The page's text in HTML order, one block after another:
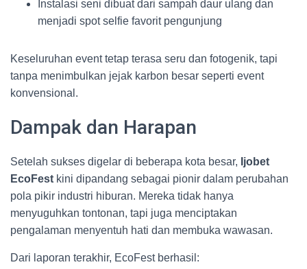
Instalasi seni dibuat dari sampah daur ulang dan
menjadi spot selfie favorit pengunjung
Keseluruhan event tetap terasa seru dan fotogenik, tapi
tanpa menimbulkan jejak karbon besar seperti event
konvensional.
Dampak dan Harapan
Setelah sukses digelar di beberapa kota besar, Ijobet
EcoFest kini dipandang sebagai pionir dalam perubahan
pola pikir industri hiburan. Mereka tidak hanya
menyuguhkan tontonan, tapi juga menciptakan
pengalaman menyentuh hati dan membuka wawasan.
Dari laporan terakhir, EcoFest berhasil: